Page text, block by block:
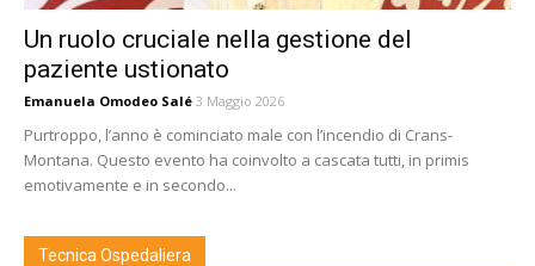
Un ruolo cruciale nella gestione del
paziente ustionato
Emanuela Omodeo Salé 3 Maggio 2026
Purtroppo, l’anno è cominciato male con l’incendio di Crans-
Montana. Questo evento ha coinvolto a cascata tutti, in primis
emotivamente e in secondo...
Tecnica Ospedaliera